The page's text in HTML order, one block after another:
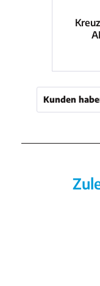
Kunden